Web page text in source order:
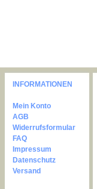
INFORMATIONEN
Mein Konto
AGB
Widerrufsformular
FAQ
Impressum
Datenschutz
Versand